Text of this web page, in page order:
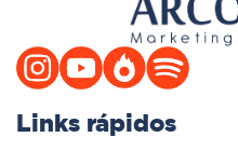
Links rápidos